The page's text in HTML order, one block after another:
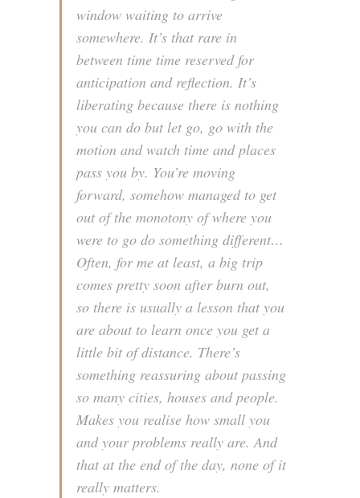
window waiting to arrive
somewhere. It’s that rare in
between time time reserved for
anticipation and reflection. It’s
liberating because there is nothing
you can do but let go, go with the
motion and watch time and places
pass you by. You’re moving
forward, somehow managed to get
out of the monotony of where you
were to go do something different…
Often, for me at least, a big trip
comes pretty soon after burn out,
so there is usually a lesson that you
are about to learn once you get a
little bit of distance. There’s
something reassuring about passing
so many cities, houses and people.
Makes you realise how small you
and your problems really are. And
that at the end of the day, none of it
really matters.